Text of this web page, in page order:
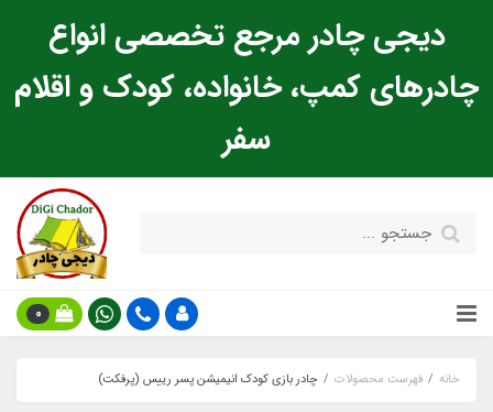
دیجی چادر مرجع تخصصی انواع
چادرهای کمپ، خانواده، کودک و اقلام
سفر
0
خانه فهرست محصولات چادر بازی کودک انیمیشن پسر رییس (پرفکت)